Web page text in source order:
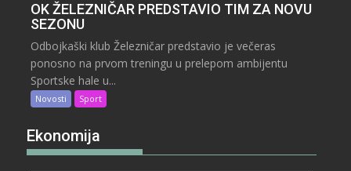
OK ŽELEZNIČAR PREDSTAVIO TIM ZA NOVU
SEZONU
Odbojkaški klub Železničar predstavio je večeras
ponosno na prvom treningu u prelepom ambijentu
Sportske hale u...
Novosti Sport
Ekonomija